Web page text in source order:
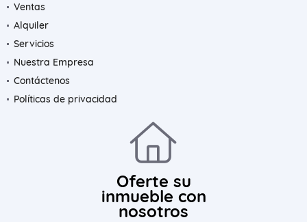
Ventas
Alquiler
Servicios
Nuestra Empresa
Contáctenos
Políticas de privacidad
Oferte su
inmueble con
nosotros